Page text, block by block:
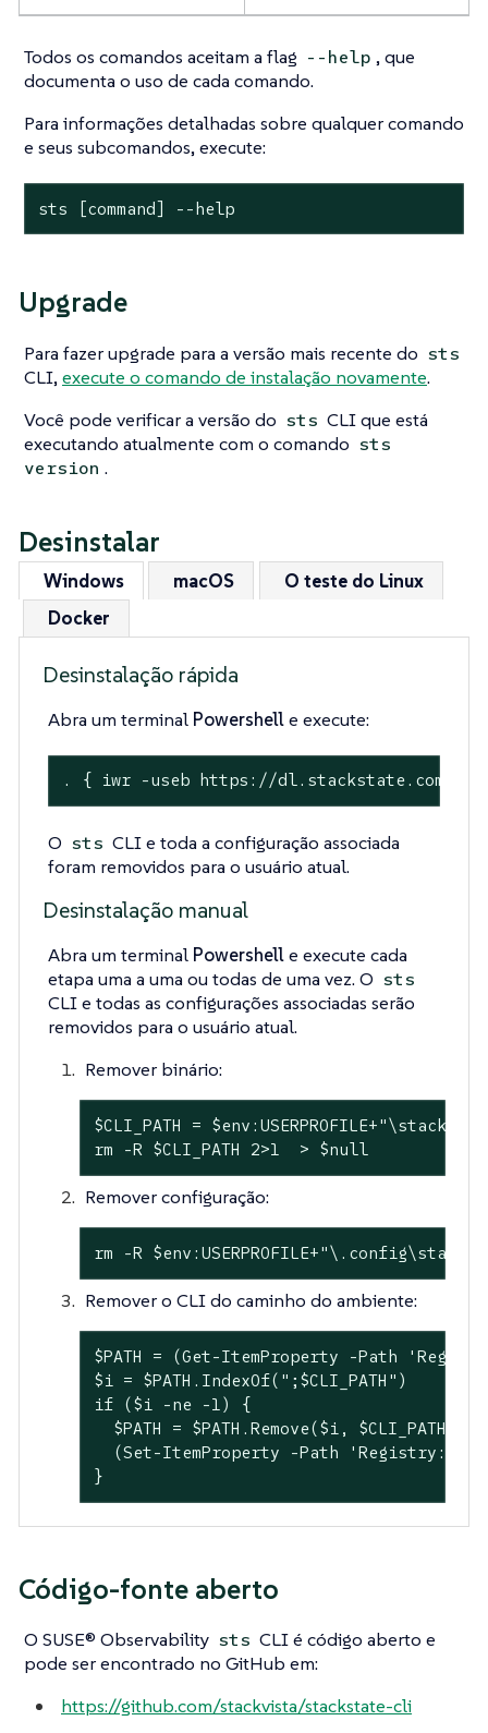
Todos os comandos aceitam a flag --help , que
documenta o uso de cada comando.
Para informações detalhadas sobre qualquer comando
e seus subcomandos, execute:
sts [command] --help
Upgrade
Para fazer upgrade para a versão mais recente do sts
CLI,execute o comando de instalação novamente.
Você pode verificar a versão do sts CLI que está
executando atualmente com o comando sts
version .
Desinstalar
Windows macOS
O teste do Linux
Docker
Desinstalação rápida
Abra um terminal Powershelle execute:
. { iwr -useb https://dl.stackstate.com/
O sts CLI e toda a configuração associada
foram removidos para o usuário atual.
Desinstalação manual
Abra um terminal Powershelle execute cada
etapa uma a uma ou todas de uma vez. O sts
CLI e todas as configurações associadas serão
removidos para o usuário atual.
Remover binário:
$CLI_PATH =
rm -R $CLI_PATH 2>1  > $null
Remover configuração:
rm -R
Remover o CLI do caminho do ambiente:
$PATH = (Get-ItemProperty -Path
$i = $PATH.IndexOf(";$CLI_PATH")
if ($i -ne -1) {
$PATH = $PATH.Remove($i,
(Set-ItemProperty -Path
}
Código-fonte aberto
O SUSE® Observability sts CLI é código aberto e
pode ser encontrado no GitHub em:
https://github.com/stackvista/stackstate-cli